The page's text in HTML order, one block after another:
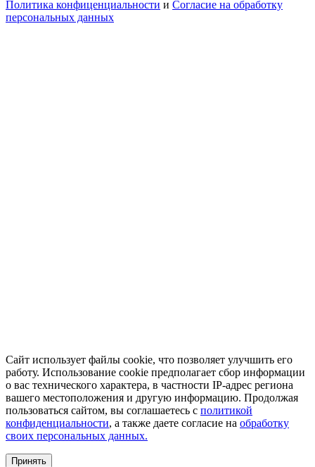
Политика конфиценциальности и Согласие на обработку
персональных данных
Сайт использует файлы cookie, что позволяет улучшить его
работу. Использование cookie предполагает сбор информации
о вас технического характера, в частности IP-адрес региона
вашего местоположения и другую информацию. Продолжая
пользоваться сайтом, вы соглашаетесь с политикой
конфиденциальности, а также даете согласие на обработку
своих персональных данных.
Принять